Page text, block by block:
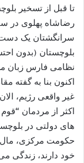
تا قبل از تسخیر
سرانگشتان یک
بلوچستان (بدون
نظامی فارس زبان
اکنون بنا به گفته
غیر واقعی رژیم،
اکثر از مردمان
های دولتی در
حکومت مرکزی، مال
خود دارند، زندگی